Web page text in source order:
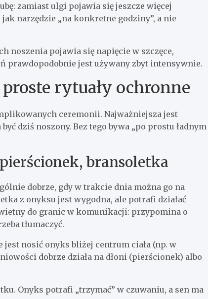
zamiast ulgi pojawia się jeszcze więcej
narzędzie „na konkretne godziny”, a nie
noszenia pojawia się napięcie w szczęce,
prawdopodobnie jest używany zbyt intensywnie.
rytuały ochronne
ceremonii. Najważniejsza jest
dziś noszony. Bez tego bywa „po prostu ładnym
bransoletka
dobrze, gdy w trakcie dnia można go na
z onyksu jest wygodna, ale potrafi działać
do granic w komunikacji: przypomina o
tłumaczyć.
nosić onyks bliżej centrum ciała (np. w
dobrze działa na dłoni (pierścionek) albo
Onyks potrafi „trzymać” w czuwaniu, a sen ma